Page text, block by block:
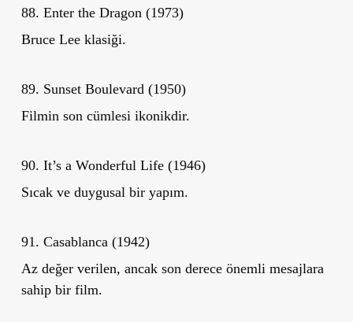
88. Enter the Dragon (1973)
Bruce Lee klasiği.
89. Sunset Boulevard (1950)
Filmin son cümlesi ikonikdir.
90. It’s a Wonderful Life (1946)
Sıcak ve duygusal bir yapım.
91. Casablanca (1942)
Az değer verilen, ancak son derece önemli mesajlara
sahip bir film.